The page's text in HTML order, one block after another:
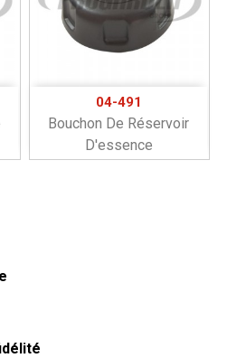
04-491
Bouchon De Réservoir
D'essence